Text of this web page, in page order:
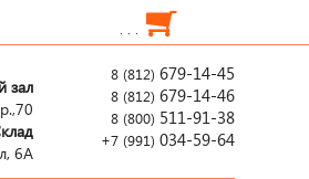
. . .
8 (812) 679-14-45
8 (812) 679-14-46
8 (800) 511-91-38
+7 (991) 034-59-64
зал
6А